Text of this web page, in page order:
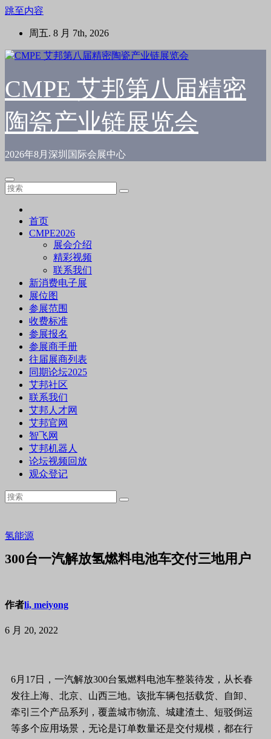
跳至内容
周五. 8 月 7th, 2026
CMPE 艾邦第八届精密
陶瓷产业链展览会
2026年8月深圳国际会展中心
首页
CMPE2026
展会介绍
精彩视频
联系我们
新消费电子展
展位图
参展范围
收费标准
参展报名
参展商手册
往届展商列表
同期论坛2025
艾邦社区
联系我们
艾邦人才网
艾邦官网
智飞网
艾邦机器人
论坛视频回放
观众登记
氢能源
300台一汽解放氢燃料电池车交付三地用户
作者li, meiyong
6 月 20, 2022
6月17日，一汽解放300台氢燃料电池车整装待发，从长春
发往上海、北京、山西三地。该批车辆包括载货、自卸、
牵引三个产品系列，覆盖城市物流、城建渣土、短驳倒运
等多个应用场景，无论是订单数量还是交付规模，都在行